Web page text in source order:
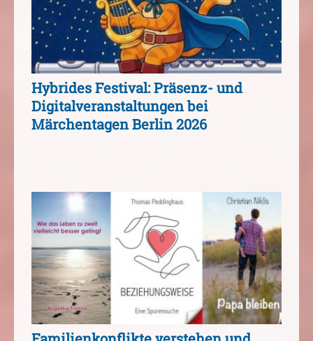
Hybrides Festival: Präsenz- und
Digitalveranstaltungen bei
Märchentagen Berlin 2026